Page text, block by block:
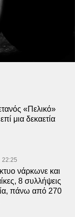
«Πελικό»
μια δεκαετία
22:25
νάρκωνε και
8 συλλήψεις
πάνω από 270